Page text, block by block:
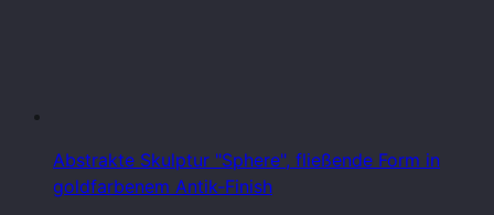
Abstrakte Skulptur "Sphere", fließende Form in
goldfarbenem Antik-Finish